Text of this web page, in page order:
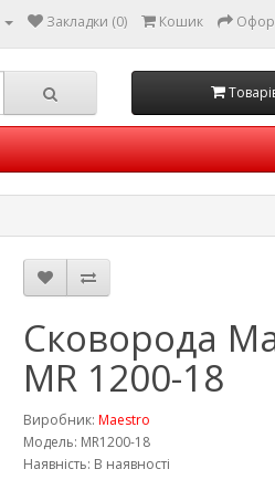
Закладки (0) Кошик
Сковорода
MR 1200-18
Виробник: Maestro
Модель: MR1200-18
Наявність: В наявності